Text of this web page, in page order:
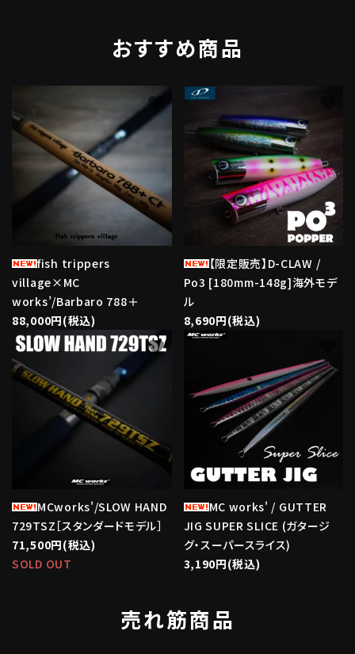
おすすめ商品
fish trippers
village×MC
works’/Barbaro 788＋
88,000円(税込)
favorite
【限定販売】D-CLAW /
Po3 [180mm-148g]海外モデ
ル
8,690円(税込)
MCworks'/SLOW HAND
729TSZ［スタンダードモデル］
71,500円(税込)
SOLD OUT
favorite
MC works' / GUTTER
JIG SUPER SLICE (ガタージ
グ・スーパースライス)
3,190円(税込)
売れ筋商品